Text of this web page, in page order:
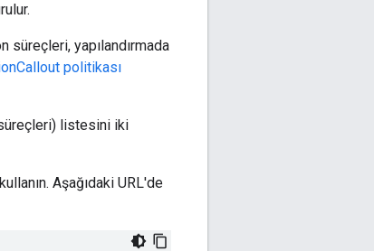
süreçleri, yapılandırmada
politikası
süreçleri) listesini iki
Aşağıdaki URL'de